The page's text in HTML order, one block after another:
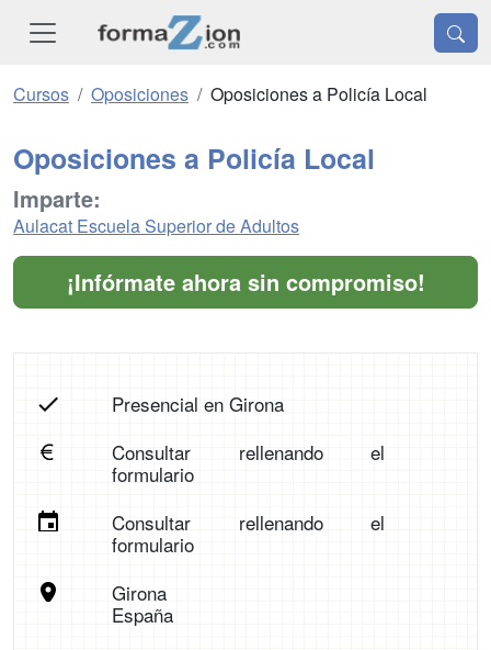
Cursos Oposiciones Oposiciones a Policía Local
Oposiciones a Policía Local
Imparte:
Aulacat Escuela Superior de Adultos
¡Infórmate ahora sin compromiso!
Presencial en Girona
Consultar rellenando el
formulario
Consultar rellenando el
formulario
Girona
España